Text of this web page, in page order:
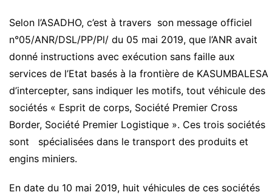
Selon l’ASADHO, c’est à travers son message officiel
n°05/ANR/DSL/PP/Pl/ du 05 mai 2019, que l’ANR avait
donné instructions avec exécution sans faille aux
services de l’Etat basés à la frontière de KASUMBALESA
d’intercepter, sans indiquer les motifs, tout véhicule des
sociétés « Esprit de corps, Société Premier Cross
Border, Société Premier Logistique ». Ces trois sociétés
sont spécialisées dans le transport des produits et
engins miniers.
En date du 10 mai 2019, huit véhicules de ces sociétés